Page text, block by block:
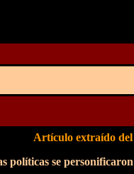
Artículo extraído
políticas se